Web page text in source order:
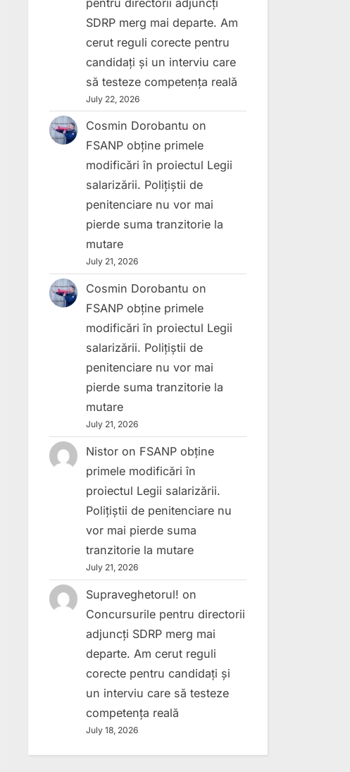
SDRP merg mai departe. Am
cerut reguli corecte pentru
candidați și un interviu care
să testeze competența reală
July 22, 2026
Cosmin Dorobantu on
FSANP obține primele
modificări în proiectul Legii
salarizării. Polițiștii de
penitenciare nu vor mai
pierde suma tranzitorie la
mutare
July 21, 2026
Cosmin Dorobantu on
FSANP obține primele
modificări în proiectul Legii
salarizării. Polițiștii de
penitenciare nu vor mai
pierde suma tranzitorie la
mutare
July 21, 2026
Nistor on FSANP obține
primele modificări în
proiectul Legii salarizării.
Polițiștii de penitenciare nu
vor mai pierde suma
tranzitorie la mutare
July 21, 2026
Supraveghetorul! on
Concursurile pentru directorii
adjuncți SDRP merg mai
departe. Am cerut reguli
corecte pentru candidați și
un interviu care să testeze
competența reală
July 18, 2026